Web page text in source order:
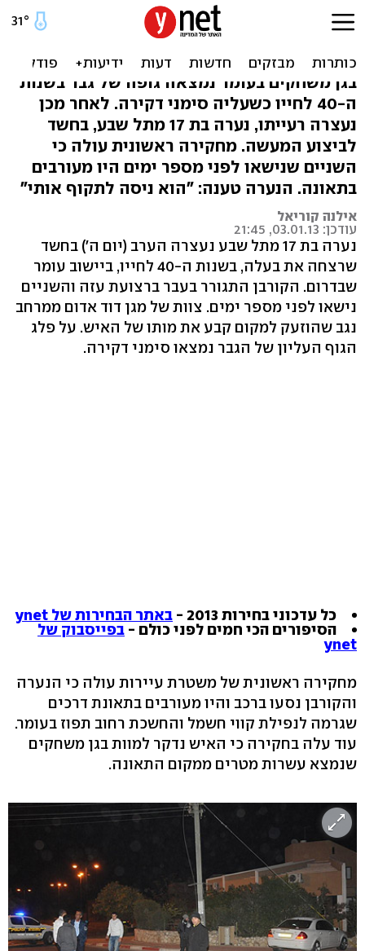
חשד: בת 17 דקרה למוות את
בעלה בדרום
בגן משחקים בעומר נמצאה גופה של גבר בשנות
ה-40 לחייו כשעליה סימני דקירה. לאחר מכן
נעצרה רעייתו, נערה בת 17 מתל שבע, בחשד
לביצוע המעשה. מחקירה ראשונית עולה כי
השניים שנישאו לפני מספר ימים היו מעורבים
בתאונה. הנערה טענה: "הוא ניסה לתקוף אותי"
אילנה קוריאל
עודכן: 03.01.13, 21:45
נערה בת 17 מתל שבע נעצרה הערב (יום ה') בחשד
שרצחה את בעלה, בשנות ה-40 לחייו, ביישוב עומר
שבדרום. הקורבן התגורר בעבר ברצועת עזה והשניים
נישאו לפני מספר ימים. צוות של מגן דוד אדום ממרחב
נגב שהוזעק למקום קבע את מותו של האיש. על פלג
הגוף העליון של הגבר נמצאו סימני דקירה.
כל עדכוני בחירות 2013 - באתר הבחירות של ynet
הסיפורים הכי חמים לפני כולם - בפייסבוק של
ynet
מחקירה ראשונית של משטרת עיירות עולה כי הנערה
והקורבן נסעו ברכב והיו מעורבים בתאונת דרכים
שגרמה לנפילת קווי חשמל והחשכת רחוב תפוז בעומר.
עוד עלה בחקירה כי האיש נדקר למוות בגן משחקים
שנמצא עשרות מטרים ממקום התאונה.